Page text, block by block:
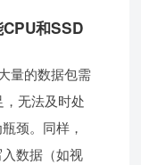
和SSD
量的数据包需
无法及时处
颈。同样，
数据（如视